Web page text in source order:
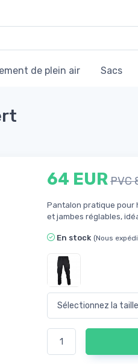
de plein air Sacs
64 EURPVC
Pantalon pratique pour
et jambes réglables,
En stock (Nous